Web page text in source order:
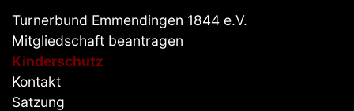
Turnerbund Emmendingen 1844 e.V.
Mitgliedschaft beantragen
Kinderschutz
Kontakt
Satzung